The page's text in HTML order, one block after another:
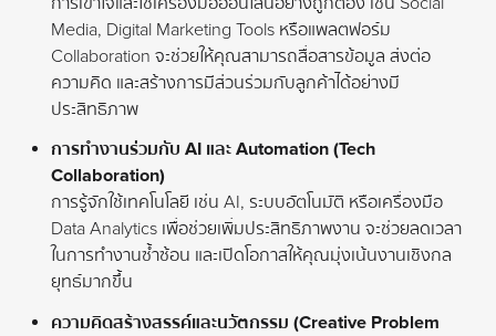
Media, Digital Marketing Tools หรือแพลตฟอร์ม
Collaboration จะช่วยให้คุณสามารถสื่อสารข้อมูล ส่งต่อ
ความคิด และสร้างการมีส่วนร่วมกับลูกค้าได้อย่างมี
ประสิทธิภาพ
การทำงานร่วมกับ AI และ Automation (Tech
Collaboration)
การรู้จักใช้เทคโนโลยี เช่น AI, ระบบอัตโนมัติ หรือเครื่องมือ
Data Analytics เพื่อช่วยเพิ่มประสิทธิภาพงาน จะช่วยลดเวลา
ในการทำงานซ้ำซ้อน และเปิดโอกาสให้คุณมุ่งเน้นงานเชิงกล
ยุทธ์มากขึ้น
ความคิดสร้างสรรค์และนวัตกรรม (Creative Problem